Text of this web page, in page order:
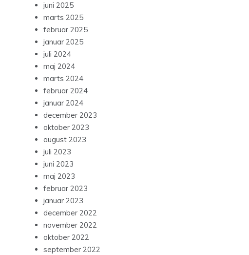
juni 2025
marts 2025
februar 2025
januar 2025
juli 2024
maj 2024
marts 2024
februar 2024
januar 2024
december 2023
oktober 2023
august 2023
juli 2023
juni 2023
maj 2023
februar 2023
januar 2023
december 2022
november 2022
oktober 2022
september 2022